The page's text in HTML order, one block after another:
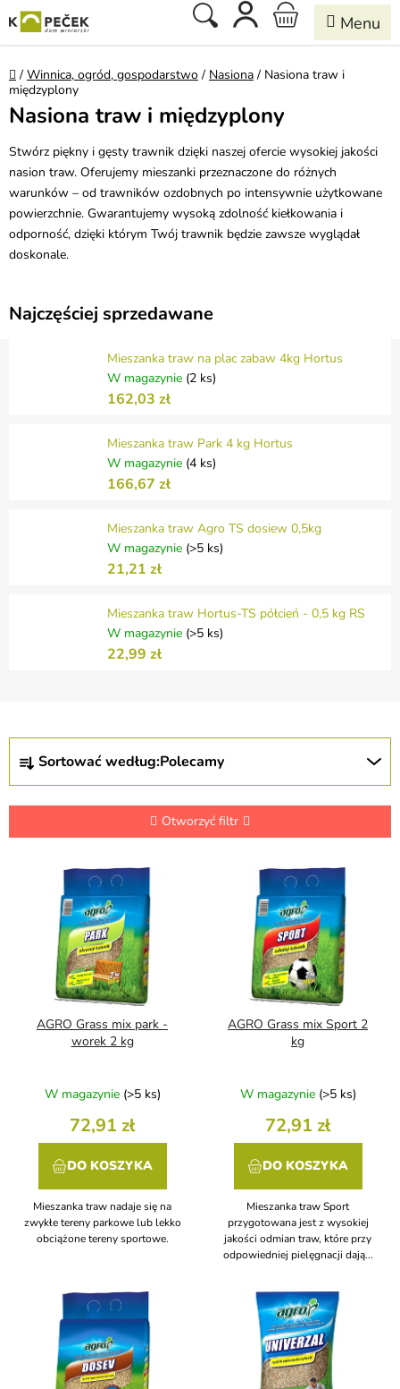
do
treści
Szukaj KOSZYK
Home
/ Winnica, ogród, gospodarstwo / Nasiona / Nasiona traw i
międzyplony
Nasiona traw i międzyplony
Stwórz piękny i gęsty trawnik dzięki naszej ofercie wysokiej jakości
nasion traw. Oferujemy mieszanki przeznaczone do różnych
warunków – od trawników ozdobnych po intensywnie użytkowane
powierzchnie. Gwarantujemy wysoką zdolność kiełkowania i
odporność, dzięki którym Twój trawnik będzie zawsze wyglądał
doskonale.
Najczęściej sprzedawane
Mieszanka traw na plac zabaw 4kg Hortus
W magazynie (2 ks)
162,03 zł
Mieszanka traw Park 4 kg Hortus
W magazynie (4 ks)
166,67 zł
Mieszanka traw Agro TS dosiew 0,5kg
W magazynie (>5 ks)
21,21 zł
Mieszanka traw Hortus-TS półcień - 0,5 kg RS
W magazynie (>5 ks)
22,99 zł
S
r
t
w
Sortować według:Polecamy
Otworzyć filtr
AGRO Grass mix park -
worek 2 kg
W magazynie (>5 ks)
72,91 zł
DO KOSZYKA
Mieszanka traw nadaje się na
zwykłe tereny parkowe lub lekko
obciążone tereny sportowe.
AGRO Grass mix Sport 2
kg
W magazynie (>5 ks)
72,91 zł
DO KOSZYKA
Mieszanka traw Sport
przygotowana jest z wysokiej
jakości odmian traw, które przy
odpowiedniej pielęgnacji dają...